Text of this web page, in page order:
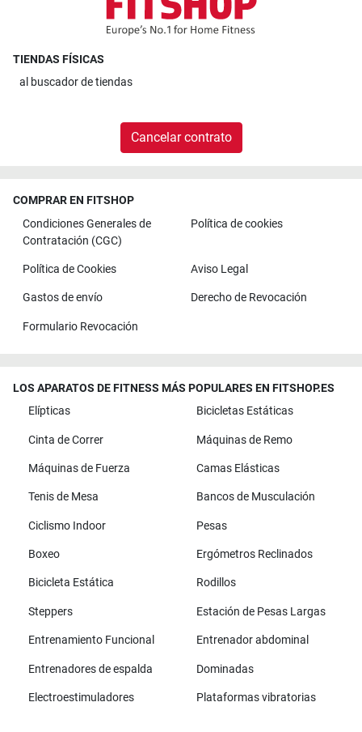
TIENDAS FÍSICAS
al buscador de tiendas
Cancelar contrato
COMPRAR EN FITSHOP
Condiciones Generales de
Contratación (CGC)
Política de cookies
Política de Cookies Aviso Legal
Gastos de envío Derecho de Revocación
Formulario Revocación
LOS APARATOS DE FITNESS MÁS POPULARES EN FITSHOP.ES
Elípticas
Bicicletas Estáticas
Cinta de Correr Máquinas de Remo
Máquinas de Fuerza Camas Elásticas
Tenis de Mesa Bancos de Musculación
Ciclismo Indoor Pesas
Boxeo Ergómetros Reclinados
Bicicleta Estática Rodillos
Steppers Estación de Pesas Largas
Entrenamiento Funcional Entrenador abdominal
Entrenadores de espalda Dominadas
Electroestimuladores Plataformas vibratorias